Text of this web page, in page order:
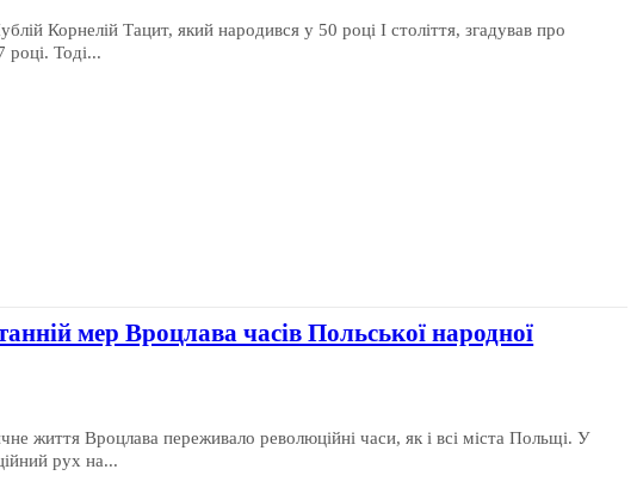
Корнелій Тацит, який народився у 50 році І століття, згадував про
році. Тоді...
мер Вроцлава часів Польської народної
життя Вроцлава переживало революційні часи, як і всі міста Польщі. У
рух на...